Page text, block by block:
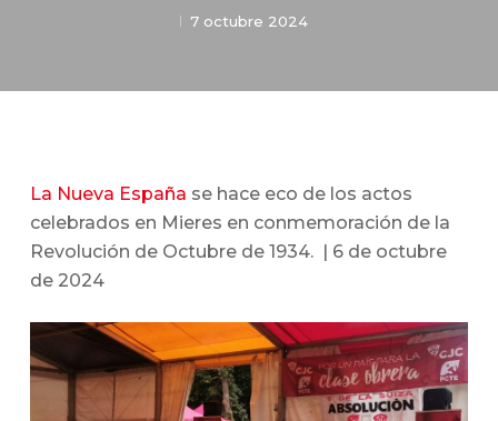
7 octubre 2024
La Nueva España se hace eco de los actos
celebrados en Mieres en conmemoración de la
Revolución de Octubre de 1934. | 6 de octubre
de 2024